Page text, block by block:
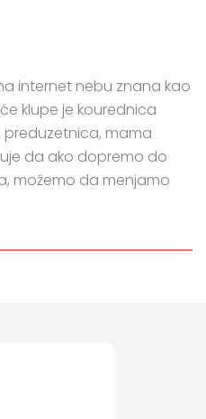
internet nebu znana kao
klupe je kourednica
mama
da ako dopremo do
možemo da menjamo